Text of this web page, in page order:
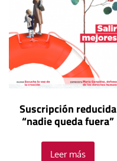
Suscripción reducida
“nadie queda fuera”
Leer más